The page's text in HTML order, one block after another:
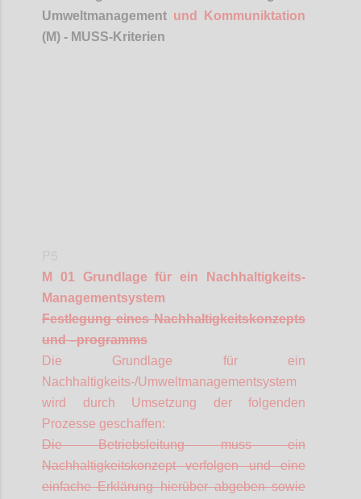
Umweltmanagement und
Kommuniktation
(M) - MUSS-Kriterien
M 01 Grundlage für ein Nachhaltigkeits-
Managementsystem
Festlegung eines Nachhaltigkeitskonzepts
und–programms
Die Grundlage für ein
Nachhaltigkeits-/Umweltmanagementsystem
wird durch Umsetzung der folgenden
Prozesse geschaffen:
Die Betriebsleitung muss ein
Nachhaltigkeitskonzept verfolgen und eine
einfache Erklärung hierüber abgeben sowie